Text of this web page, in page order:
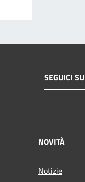
SEGUICI SU
NOVITÀ
Notizie